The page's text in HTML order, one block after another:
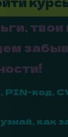
код,
как